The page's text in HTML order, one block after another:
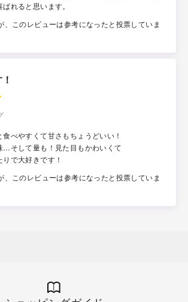
れると思います。
、このレビューは参考になったと投票していま
べやすくて甘さもちょうどいい！
…そして量も！見た目もかわいくて
で大好きです！
、このレビューは参考になったと投票していま